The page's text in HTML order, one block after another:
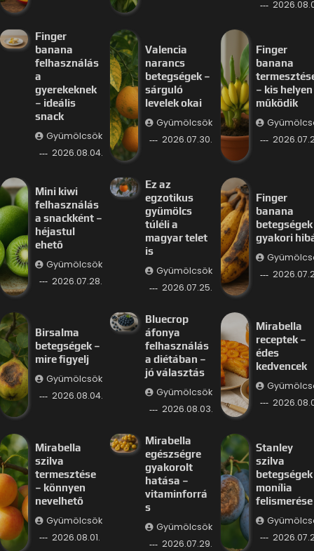
Finger
banana
felhasználás
a
gyerekeknek
– ideális
snack
Gyümölcsök
2026.08.04.
Valencia
narancs
betegségek –
sárguló
levelek okai
Gyümölcsök
2026.07.30.
Finger
banana
– kis
működik
Mini kiwi
felhasználás
a snackként –
héjastul
ehető
Gyümölcsök
2026.07.28.
Ez az
egzotikus
gyümölcs
túléli a
magyar telet
is
Gyümölcsök
2026.07.25.
Finger
banana
betegségek
gyakori
Birsalma
betegségek –
mire figyelj
Gyümölcsök
2026.08.04.
Bluecrop
áfonya
felhasználás
a diétában –
jó választás
Gyümölcsök
2026.08.03.
Mirabella
receptek –
édes
kedvencek
Mirabella
szilva
termesztése
– könnyen
nevelhető
Gyümölcsök
2026.08.01.
Mirabella
egészségre
gyakorolt
hatása –
vitaminforrá
s
Gyümölcsök
2026.07.29.
Stanley
szilva
betegségek
monília
felismerése